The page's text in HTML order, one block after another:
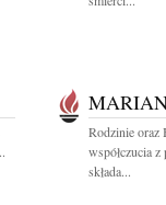
Rodzinie oraz
współczucia
składa...